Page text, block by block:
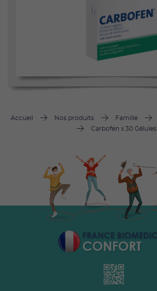
Accueil Nos produits Famille
Carbofen x 30 Gélules